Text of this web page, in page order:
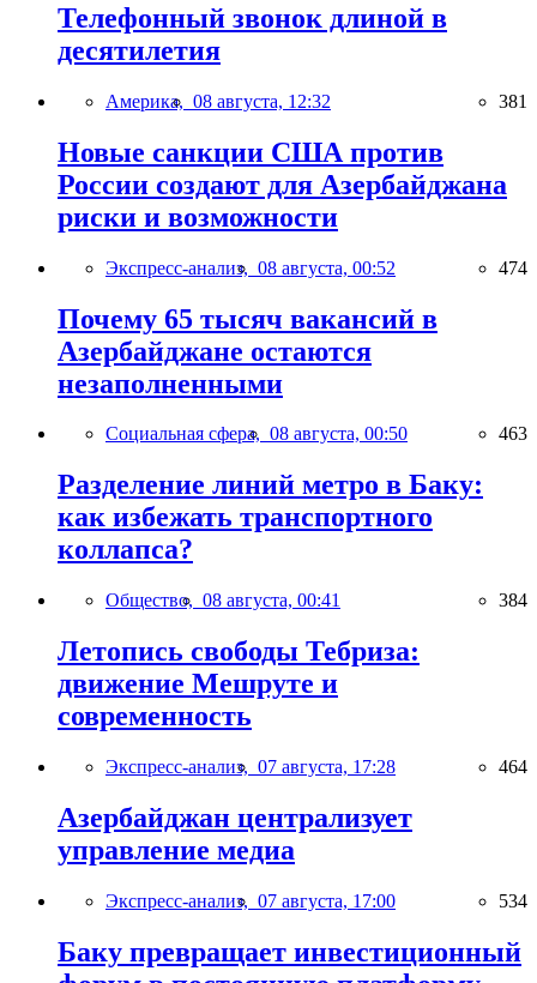
Телефонный звонок длиной в
десятилетия
Америка, 08 августа, 12:32 381
Новые санкции США против
России создают для Азербайджана
риски и возможности
Экспресс-анализ, 08 августа, 00:52 474
Почему 65 тысяч вакансий в
Азербайджане остаются
незаполненными
Социальная сфера, 08 августа, 00:50 463
Разделение линий метро в Баку:
как избежать транспортного
коллапса?
Общество, 08 августа, 00:41 384
Летопись свободы Тебриза:
движение Мешруте и
современность
Экспресс-анализ, 07 августа, 17:28 464
Азербайджан централизует
управление медиа
Экспресс-анализ, 07 августа, 17:00 534
Баку превращает инвестиционный